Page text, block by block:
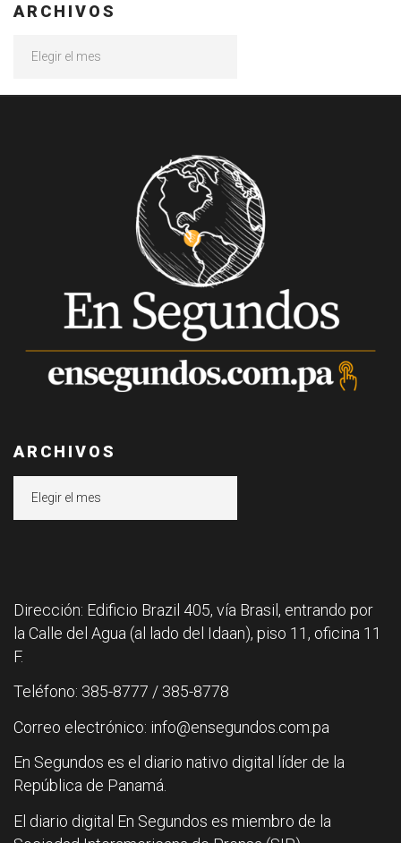
ARCHIVOS
ARCHIVOS
Dirección: Edificio Brazil 405, vía Brasil, entrando por
la Calle del Agua (al lado del Idaan), piso 11, oficina 11
F.
Teléfono: 385-8777 / 385-8778
Correo electrónico: info@ensegundos.com.pa
En Segundos es el diario nativo digital líder de la
República de Panamá.
El diario digital En Segundos es miembro de la